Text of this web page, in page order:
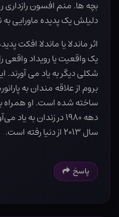
بچه ها. منم افسون رازداری
دلیلش یک پدیده ماورایی به
اثر ماندلا یا ماندلا افکت
یک واقعیت یا رویداد واقعی
شکلی دیگر به یاد می آورند.
بروم از علاقه مندان به
ساخته شده است. او همراه
دهه ۱۹۸۰ در زندان به
سال ۲۰۱۳ از دنیا رفته است.
پاسخ